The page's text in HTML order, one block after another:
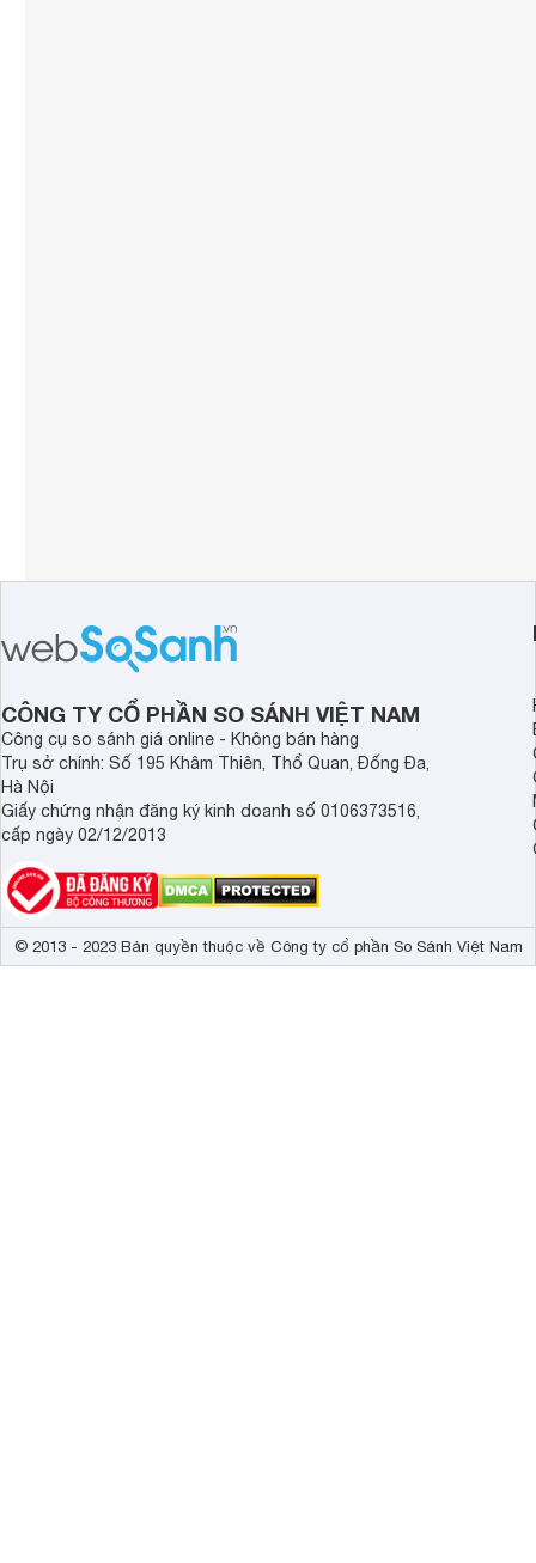
CÔNG TY CỔ PHẦN SO SÁNH VIỆT NAM
Công cụ so sánh giá online - Không bán hàng
Trụ sở chính: Số 195 Khâm Thiên, Thổ Quan, Đống Đa,
Hà Nội
Giấy chứng nhận đăng ký kinh doanh số 0106373516,
cấp ngày 02/12/2013
© 2013 - 2023 Bản quyền thuộc về Công ty cổ phần So Sánh Việt Nam